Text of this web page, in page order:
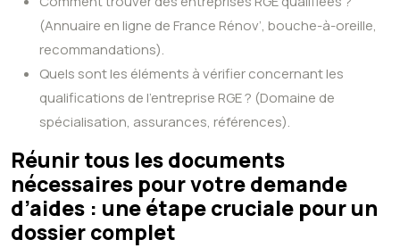
(Annuaire en ligne de France Rénov’, bouche-à-oreille,
recommandations).
Quels sont les éléments à vérifier concernant les
qualifications de l’entreprise RGE ? (Domaine de
spécialisation, assurances, références).
Réunir tous les documents
nécessaires pour votre demande
d’aides : une étape cruciale pour un
dossier complet